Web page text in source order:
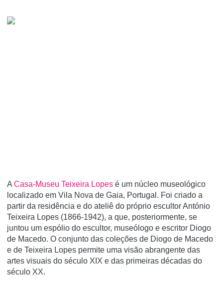
A Casa-Museu Teixeira Lopes é um núcleo museológico
localizado em Vila Nova de Gaia, Portugal. Foi criado a
partir da residência e do ateliê do próprio escultor António
Teixeira Lopes (1866-1942), a que, posteriormente, se
juntou um espólio do escultor, museólogo e escritor Diogo
de Macedo. O conjunto das coleções de Diogo de Macedo
e de Teixeira Lopes permite uma visão abrangente das
artes visuais do século XIX e das primeiras décadas do
século XX.